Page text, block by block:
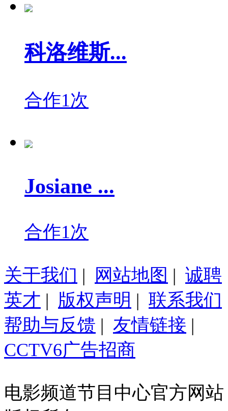
科洛维斯...
合作1次
Josiane ...
合作1次
关于我们 | 网站地图 | 诚聘
英才 | 版权声明 | 联系我们
帮助与反馈 | 友情链接 |
CCTV6广告招商
电影频道节目中心官方网站